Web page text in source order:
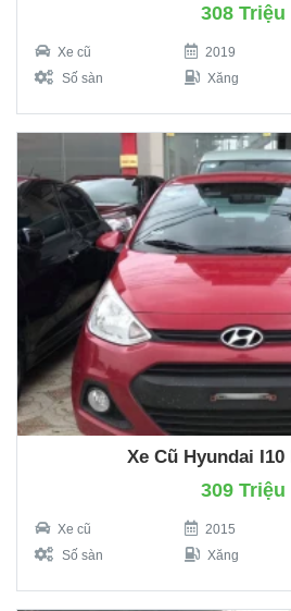
308 Triệu
Xe cũ 2019
Số sàn
Xăng
Xe Cũ Hyundai I10
309 Triệu
Xe cũ 2015
Số sàn
Xăng